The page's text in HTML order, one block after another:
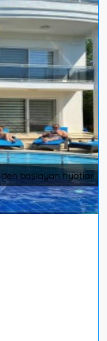
den başlayan fiyatlar